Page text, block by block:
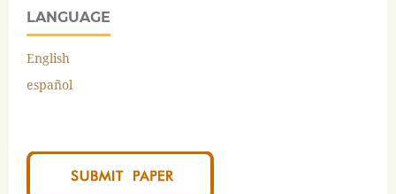
LANGUAGE
English
español